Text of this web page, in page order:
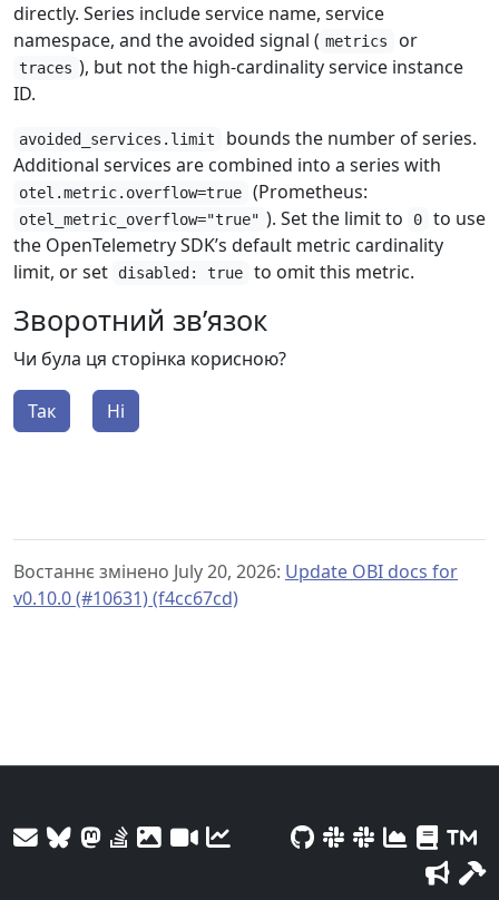
directly. Series include service name, service
namespace, and the avoided signal ( metrics or
traces ), but not the high-cardinality service instance
ID.
avoided_services.limit
bounds the number of series.
Additional services are combined into a series with
otel.metric.overflow=true (Prometheus:
otel_metric_overflow="true" ). Set the limit to 0
to use
the OpenTelemetry SDK’s default metric cardinality
limit, or set
disabled: true to omit this metric.
Зворотний зв’язок
Чи була ця сторінка корисною?
Так Ні
Востаннє змінено July 20, 2026: Update OBI docs for
v0.10.0 (#10631) (f4cc67cd)